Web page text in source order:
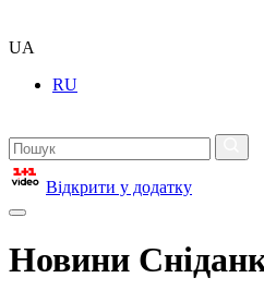
UA
RU
Відкрити у додатку
Новини